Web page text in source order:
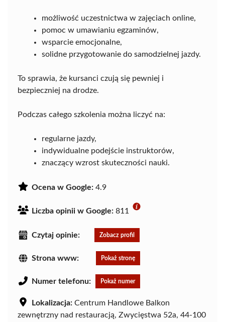
możliwość uczestnictwa w zajęciach online,
pomoc w umawianiu egzaminów,
wsparcie emocjonalne,
solidne przygotowanie do samodzielnej jazdy.
To sprawia, że kursanci czują się pewniej i
bezpieczniej na drodze.
Podczas całego szkolenia można liczyć na:
regularne jazdy,
indywidualne podejście instruktorów,
znaczący wzrost skuteczności nauki.
Ocena w Google: 4.9
Liczba opinii w Google: 811
Czytaj opinie: Zobacz profil
Strona www: Pokaż stronę
Numer telefonu: Pokaż numer
Lokalizacja: Centrum Handlowe Balkon
zewnętrzny nad restauracją, Zwycięstwa 52a, 44-100